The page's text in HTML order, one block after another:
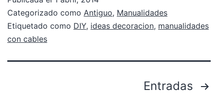
Categorizado como Antiguo, Manualidades
Etiquetado como DIY, ideas decoracion, manualidades
con cables
Entradas